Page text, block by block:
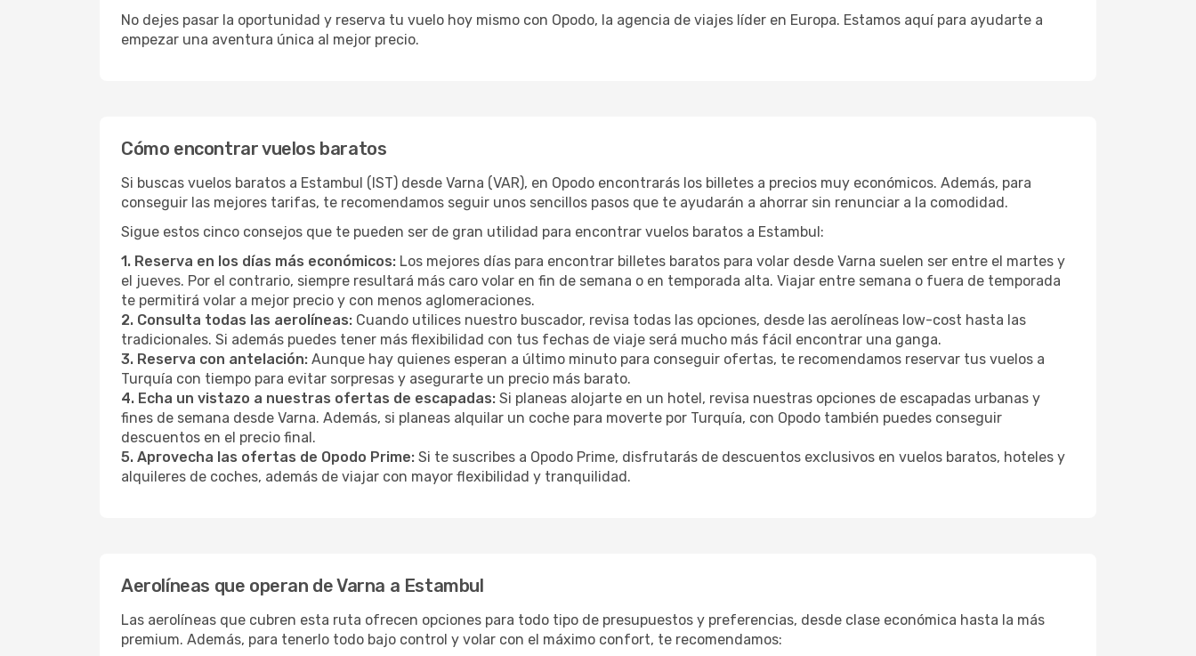
No dejes pasar la oportunidad y reserva tu vuelo hoy mismo con Opodo, la agencia de viajes líder en Europa. Estamos aquí para ayudarte a
empezar una aventura única al mejor precio.
Cómo encontrar vuelos baratos
Si buscas vuelos baratos a Estambul (IST) desde Varna (VAR), en Opodo encontrarás los billetes a precios muy económicos. Además, para
conseguir las mejores tarifas, te recomendamos seguir unos sencillos pasos que te ayudarán a ahorrar sin renunciar a la comodidad.
Sigue estos cinco consejos que te pueden ser de gran utilidad para encontrar vuelos baratos a Estambul:
1. Reserva en los días más económicos: Los mejores días para encontrar billetes baratos para volar desde Varna suelen ser entre el martes y
el jueves. Por el contrario, siempre resultará más caro volar en fin de semana o en temporada alta. Viajar entre semana o fuera de temporada
te permitirá volar a mejor precio y con menos aglomeraciones.
2. Consulta todas las aerolíneas: Cuando utilices nuestro buscador, revisa todas las opciones, desde las aerolíneas low-cost hasta las
tradicionales. Si además puedes tener más flexibilidad con tus fechas de viaje será mucho más fácil encontrar una ganga.
3. Reserva con antelación: Aunque hay quienes esperan a último minuto para conseguir ofertas, te recomendamos reservar tus vuelos a
Turquía con tiempo para evitar sorpresas y asegurarte un precio más barato.
4. Echa un vistazo a nuestras ofertas de escapadas: Si planeas alojarte en un hotel, revisa nuestras opciones de escapadas urbanas y
fines de semana desde Varna. Además, si planeas alquilar un coche para moverte por Turquía, con Opodo también puedes conseguir
descuentos en el precio final.
5. Aprovecha las ofertas de Opodo Prime: Si te suscribes a Opodo Prime, disfrutarás de descuentos exclusivos en vuelos baratos, hoteles y
alquileres de coches, además de viajar con mayor flexibilidad y tranquilidad.
Aerolíneas que operan de Varna a Estambul
Las aerolíneas que cubren esta ruta ofrecen opciones para todo tipo de presupuestos y preferencias, desde clase económica hasta la más
premium. Además, para tenerlo todo bajo control y volar con el máximo confort, te recomendamos: